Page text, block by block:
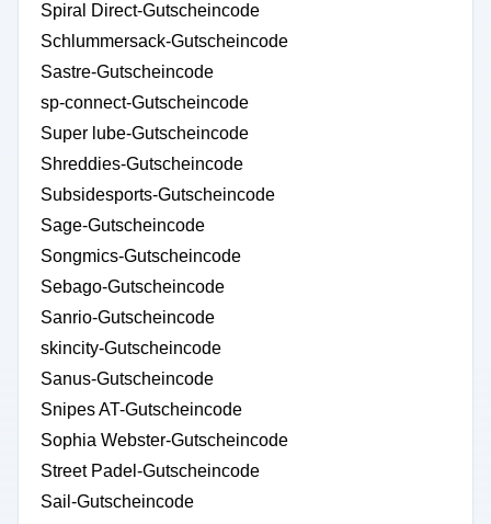
Spiral Direct-Gutscheincode
Schlummersack-Gutscheincode
Sastre-Gutscheincode
sp-connect-Gutscheincode
Super lube-Gutscheincode
Shreddies-Gutscheincode
Subsidesports-Gutscheincode
Sage-Gutscheincode
Songmics-Gutscheincode
Sebago-Gutscheincode
Sanrio-Gutscheincode
skincity-Gutscheincode
Sanus-Gutscheincode
Snipes AT-Gutscheincode
Sophia Webster-Gutscheincode
Street Padel-Gutscheincode
Sail-Gutscheincode